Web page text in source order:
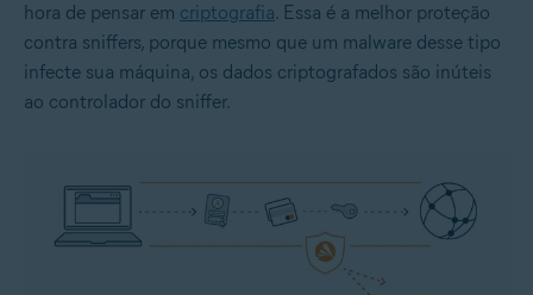
hora de pensar em criptografia. Essa é a melhor proteção
contra sniffers, porque mesmo que um malware desse tipo
infecte sua máquina, os dados criptografados são inúteis
ao controlador do sniffer.